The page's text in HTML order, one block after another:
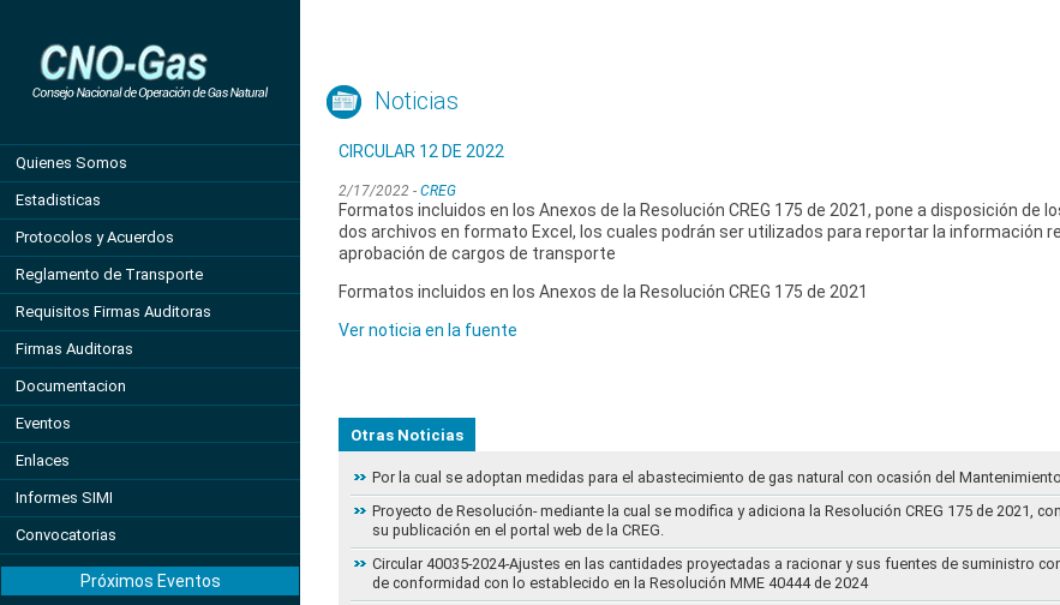
Quienes Somos
Estadisticas
Protocolos y Acuerdos
Reglamento de Transporte
Requisitos Firmas Auditoras
Firmas Auditoras
Documentacion
Eventos
Enlaces
Informes SIMI
Convocatorias
Próximos Eventos
Noticias
CIRCULAR 12 DE 2022
2/17/2022 - CREG
Formatos incluidos en los Anexos de la Resolución CREG 175 de 2021, pone a disposición de
dos archivos en formato Excel, los cuales podrán ser utilizados para reportar la información
aprobación de cargos de transporte
Formatos incluidos en los Anexos de la Resolución CREG 175 de 2021
Ver noticia en la fuente
Otras Noticias
Por la cual se adoptan medidas para el abastecimiento de gas natural con ocasión del
Proyecto de Resolución- mediante la cual se modifica y adiciona la Resolución CREG 175 de 2021,
su publicación en el portal web de la CREG.
Circular 40035-2024-Ajustes en las cantidades proyectadas a racionar y sus fuentes de suministro
de conformidad con lo establecido en la Resolución MME 40444 de 2024